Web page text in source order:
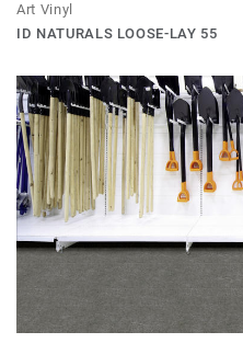
Art Vinyl
ID NATURALS LOOSE-LAY 55